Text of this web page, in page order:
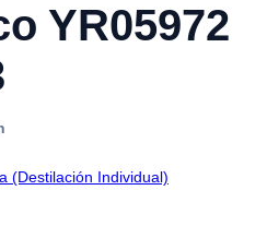
YR05972
(Destilación Individual)